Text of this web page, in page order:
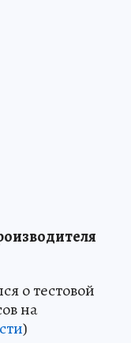
о тестовой
на
)